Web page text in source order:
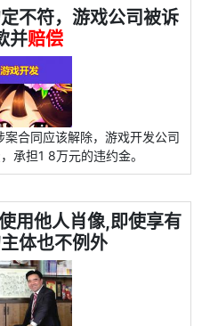
不符，游戏公司被诉
并赔偿
合同应该解除，游戏开发公司
承担1 8万元的违约金。
用他人肖像,即使享有
体也不例外